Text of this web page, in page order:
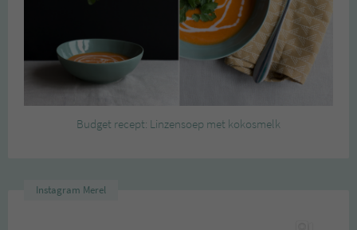
Budget recept: Linzensoep met kokosmelk
Instagram Merel